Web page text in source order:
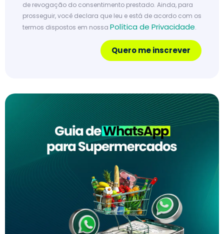
de revogação do consentimento prestado. Ainda, para
prosseguir, você declara que leu e está de acordo com os
termos dispostos em nossa Política de Privacidade.
Quero me inscrever